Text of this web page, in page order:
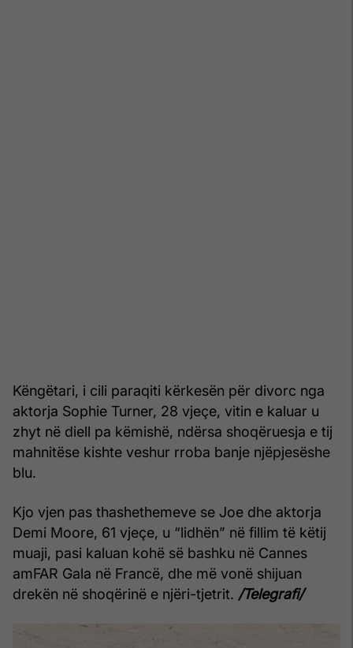
Këngëtari, i cili paraqiti kërkesën për divorc nga
aktorja Sophie Turner, 28 vjeçe, vitin e kaluar u
zhyt në diell pa këmishë, ndërsa shoqëruesja e tij
mahnitëse kishte veshur rroba banje njëpjesëshe
blu.
Kjo vjen pas thashethemeve se Joe dhe aktorja
Demi Moore, 61 vjeçe, u “lidhën” në fillim të këtij
muaji, pasi kaluan kohë së bashku në Cannes
amFAR Gala në Francë, dhe më vonë shijuan
drekën në shoqërinë e njëri-tjetrit. /Telegrafi/